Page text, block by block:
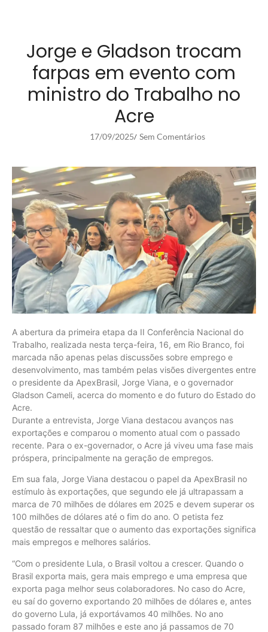
Jorge e Gladson trocam
farpas em evento com
ministro do Trabalho no
Acre
17/09/2025/ Sem Comentários
A abertura da primeira etapa da II Conferência Nacional do
Trabalho, realizada nesta terça-feira, 16, em Rio Branco, foi
marcada não apenas pelas discussões sobre emprego e
desenvolvimento, mas também pelas visões divergentes entre
o presidente da ApexBrasil, Jorge Viana, e o governador
Gladson Cameli, acerca do momento e do futuro do Estado do
Acre.
Durante a entrevista, Jorge Viana destacou avanços nas
exportações e comparou o momento atual com o passado
recente. Para o ex-governador, o Acre já viveu uma fase mais
próspera, principalmente na geração de empregos.
Em sua fala, Jorge Viana destacou o papel da ApexBrasil no
estímulo às exportações, que segundo ele já ultrapassam a
marca de 70 milhões de dólares em 2025 e devem superar os
100 milhões de dólares até o fim do ano. O petista fez
questão de ressaltar que o aumento das exportações significa
mais empregos e melhores salários.
“Com o presidente Lula, o Brasil voltou a crescer. Quando o
Brasil exporta mais, gera mais emprego e uma empresa que
exporta paga melhor seus colaboradores. No caso do Acre,
eu saí do governo exportando 20 milhões de dólares e, antes
do governo Lula, já exportávamos 40 milhões. No ano
passado foram 87 milhões e este ano já passamos de 70